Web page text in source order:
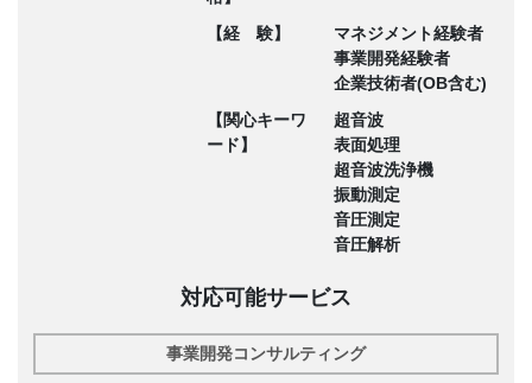
【経 験】
マネジメント経験者
事業開発経験者
企業技術者(OB含む)
【関心キーワ
ード】
超音波
表面処理
超音波洗浄機
振動測定
音圧測定
音圧解析
対応可能サービス
事業開発コンサルティング